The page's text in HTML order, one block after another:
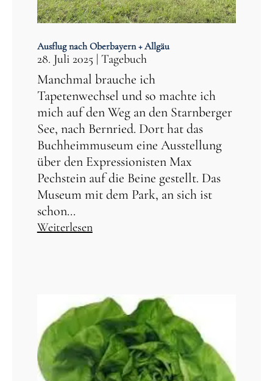
Ausflug nach Oberbayern + Allgäu
28. Juli 2025 Tagebuch
Manchmal brauche ich
Tapetenwechsel und so machte ich
mich auf den Weg an den Starnberger
See, nach Bernried. Dort hat das
Buchheimmuseum eine Ausstellung
über den Expressionisten Max
Pechstein auf die Beine gestellt. Das
Museum mit dem Park, an sich ist
schon...
Weiterlesen